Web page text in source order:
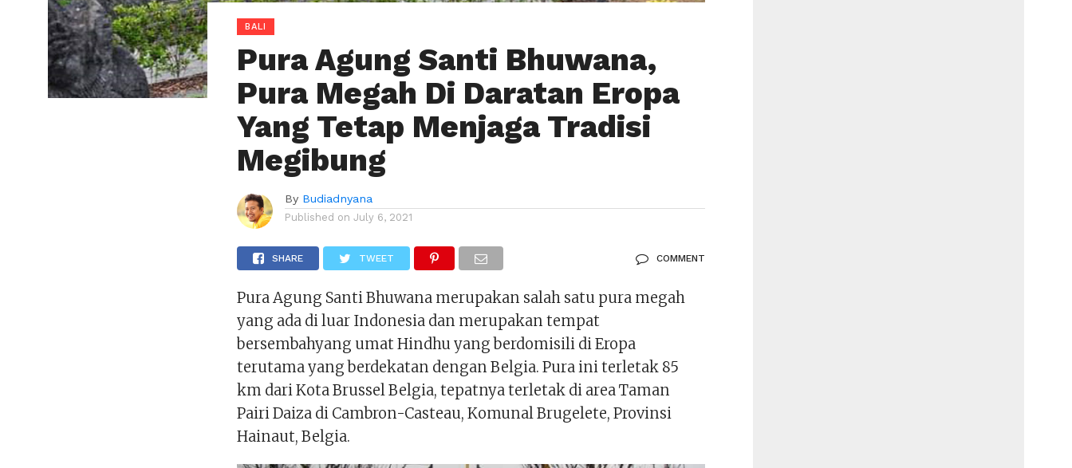
BALI
Pura Agung Santi Bhuwana,
Pura Megah Di Daratan Eropa
Yang Tetap Menjaga Tradisi
Megibung
By Budiadnyana
Published on July 6, 2021
SHARE TWEET COMMENT
Pura Agung Santi Bhuwana merupakan salah satu pura megah
yang ada di luar Indonesia dan merupakan tempat
bersembahyang umat Hindhu yang berdomisili di Eropa
terutama yang berdekatan dengan Belgia. Pura ini terletak 85
km dari Kota Brussel Belgia, tepatnya terletak di area Taman
Pairi Daiza di Cambron-Casteau, Komunal Brugelete, Provinsi
Hainaut, Belgia.